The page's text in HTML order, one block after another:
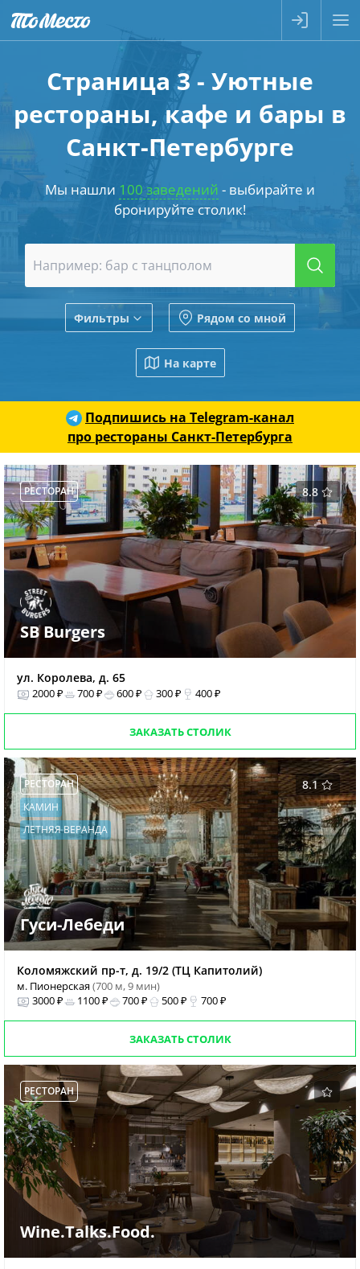
Страница 3 - Уютные
рестораны, кафе и бары в
Санкт-Петербурге
Мы нашли 100 заведений - выбирайте и
бронируйте столик!
Фильтры Рядом со мной
На карте
Подпишись на Telegram-канал
про рестораны Санкт-Петербурга
8.8
РЕСТОРАН
SB Burgers
ул. Королева, д. 65
2000 ₽ 700 ₽ 600 ₽ 300 ₽ 400 ₽
ЗАКАЗАТЬ СТОЛИК
8.1
РЕСТОРАН
КАМИН
ЛЕТНЯЯ ВЕРАНДА
Гуси-Лебеди
Коломяжский пр-т, д. 19/2 (ТЦ Капитолий)
м. Пионерская(700 м, 9 мин)
3000 ₽
1100 ₽ 700 ₽ 500 ₽ 700 ₽
ЗАКАЗАТЬ СТОЛИК
РЕСТОРАН
Wine.Talks.Food.